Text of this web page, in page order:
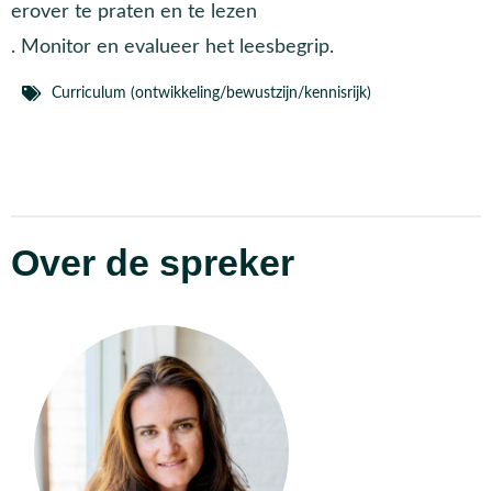
erover te praten en te lezen
. Monitor en evalueer het leesbegrip.
Curriculum (ontwikkeling/bewustzijn/kennisrijk)
Over de spreker